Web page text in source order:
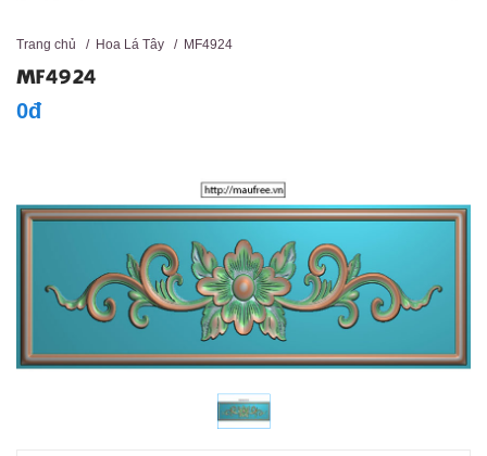
Trang chủ / Hoa Lá Tây / MF4924
MF4924
0đ